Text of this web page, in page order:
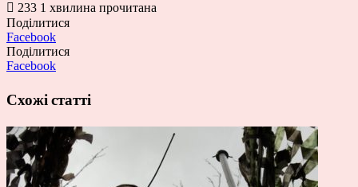
233 1 хвилина прочитана
Поділитися
Facebook
Поділитися
Facebook
Схожі статті